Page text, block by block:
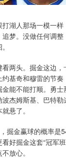
湖人那场一模一
梦。没做任何调
两头。掘金这边
基奇和穆雷的节
能不能打顺。勇
杰姆斯基、巴特
悬了。
掘金赢球的概率是
好掘金这套“冠军
放心。